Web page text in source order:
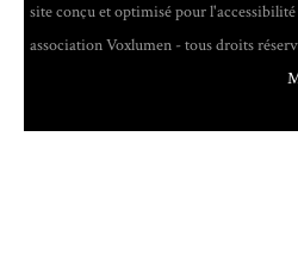
site conçu et optimisé pour
association Voxlumen - tous droits